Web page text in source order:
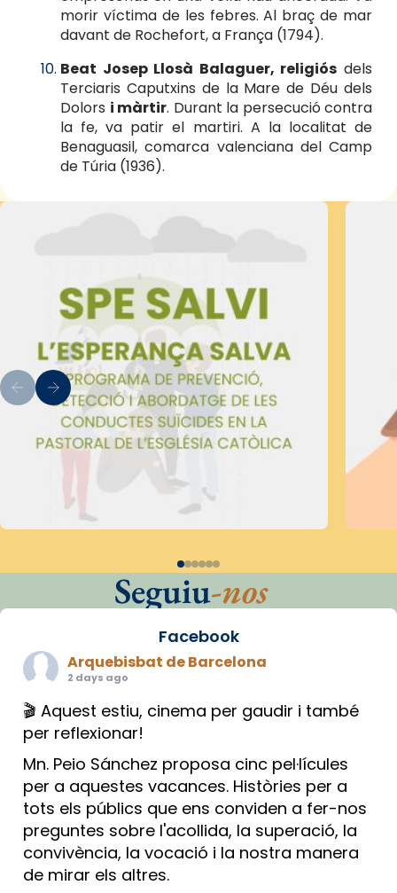
morir víctima de les febres. Al braç de mar
davant de Rochefort, a França (1794).
Beat Josep Llosà Balaguer, religiós dels
Terciaris Caputxins de la Mare de Déu dels
Dolors i màrtir. Durant la persecució contra
la fe, va patir el martiri. A la localitat de
Benaguasil, comarca valenciana del Camp
de Túria (1936).
Seguiu-nos
Facebook
Arquebisbat de Barcelona
2 days ago
🎬 Aquest estiu, cinema per gaudir i també
per reflexionar!
Mn. Peio Sánchez proposa cinc pel·lícules
per a aquestes vacances. Històries per a
tots els públics que ens conviden a fer-nos
preguntes sobre l'acollida, la superació, la
convivència, la vocació i la nostra manera
de mirar els altres.